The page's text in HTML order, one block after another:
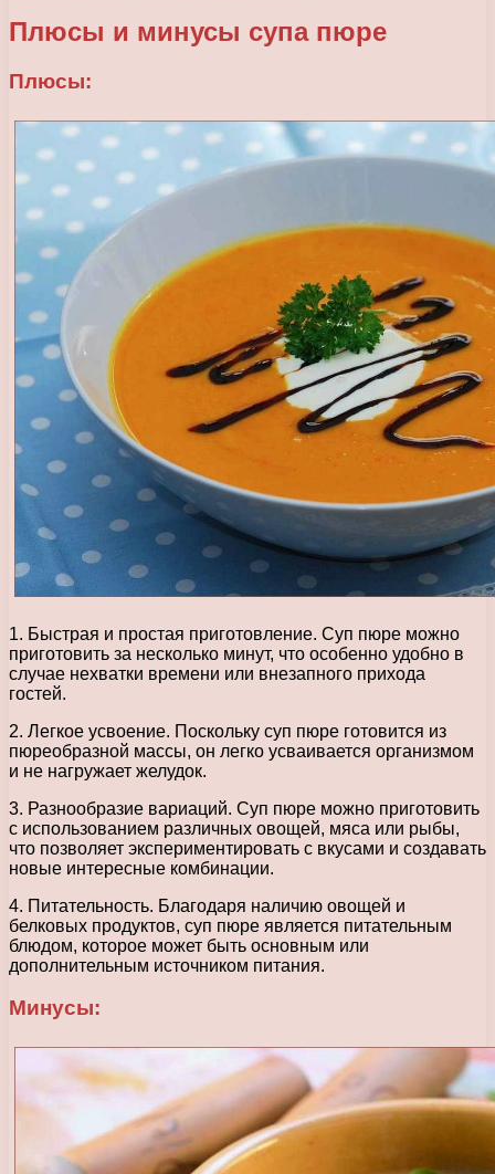
Плюсы и минусы супа пюре
Плюсы:
1. Быстрая и простая приготовление. Суп пюре можно
приготовить за несколько минут, что особенно удобно в
случае нехватки времени или внезапного прихода
гостей.
2. Легкое усвоение. Поскольку суп пюре готовится из
пюреобразной массы, он легко усваивается организмом
и не нагружает желудок.
3. Разнообразие вариаций. Суп пюре можно приготовить
с использованием различных овощей, мяса или рыбы,
что позволяет экспериментировать с вкусами и создавать
новые интересные комбинации.
4. Питательность. Благодаря наличию овощей и
белковых продуктов, суп пюре является питательным
блюдом, которое может быть основным или
дополнительным источником питания.
Минусы: